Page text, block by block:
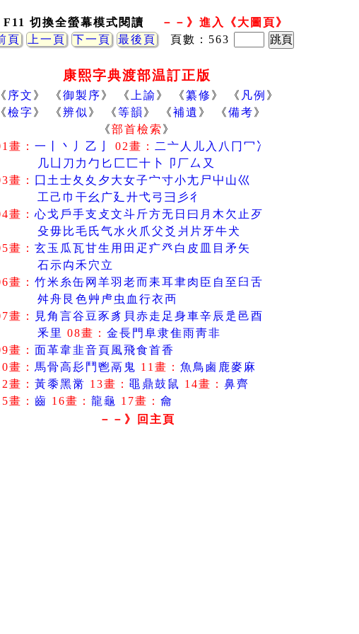
F11 切換全螢幕模式閱讀
－－》進入《大圖頁》
頁
上一頁 下一頁 最後頁 頁數：563
康熙字典渡部温訂正版
《 序文 》 《御製序》 《 上諭 》 《纂修 》 《 凡例 》
《檢字》 《辨似 》 《等韻 》 《補遺 》 《備考》
《部首檢索 》
畫： 一 丶 丿 乙 02畫： 二 亠 人 儿 入 八 冂 冖 冫
几
刀 力 勹 匕 匚匸十 卜 卩 厂厶 又
畫：
囗 土 士夂 夊 夕 大女子宀寸小尢 尸 屮 山巛
工 己 巾 干幺 广廴 廾弋弓 彐 彡彳
畫： 心戈 戶手支 攴文斗 斤方无 日 曰 月 木 欠 止 歹
殳毋 比毛氏气水 火 爪 父 爻 爿 片 牙牛犬
畫： 玄玉 瓜 瓦甘生 用 田 疋 疒癶 白 皮 皿 目 矛 矢
石示禸禾穴 立
畫： 竹米 糸缶 网 羊羽 老而耒耳聿肉 臣 自 至 臼 舌
舛舟 艮 色艸 虍虫 血 行衣 襾
畫：
見角 言谷 豆豕 豸 貝 赤走 足 身車辛 辰 辵 邑酉
釆里 08畫： 金長 門 阜隶隹雨靑非
畫： 面革韋韭音頁 風飛食首香
畫： 馬骨高髟 鬥 鬯鬲 鬼 11畫： 魚 鳥鹵 鹿麥 麻
畫： 黃黍黑黹 13畫： 黽 鼎鼓鼠 14畫： 鼻齊
畫： 齒 16畫： 龍龜 17畫： 龠
－－》回主頁